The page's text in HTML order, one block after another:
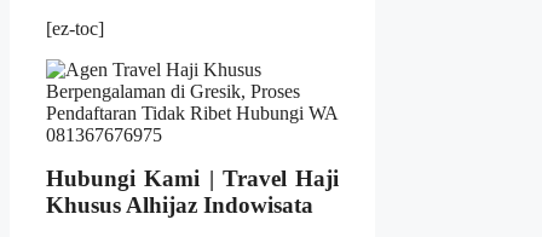
[ez-toc]
Hubungi Kami | Travel Haji
Khusus Alhijaz Indowisata